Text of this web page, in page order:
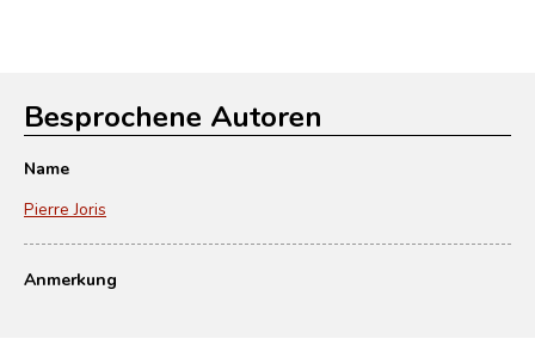
Besprochene Autoren
Name
Pierre Joris
Anmerkung